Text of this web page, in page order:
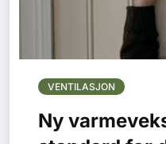
VENTILASJON
Ny